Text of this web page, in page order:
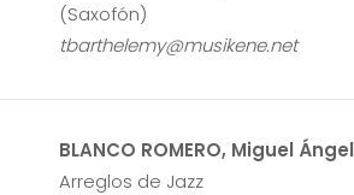
(Saxofón)
tbarthelemy@musikene.net
BLANCO ROMERO, Miguel Ángel
Arreglos de Jazz